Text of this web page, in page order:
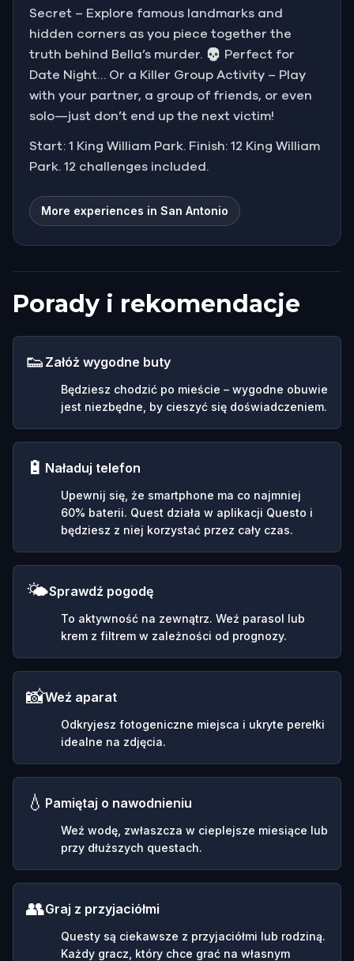
Secret – Explore famous landmarks and
hidden corners as you piece together the
truth behind Bella’s murder. 💀 Perfect for
Date Night… Or a Killer Group Activity – Play
with your partner, a group of friends, or even
solo—just don’t end up the next victim!
Start: 1 King William Park. Finish: 12 King William
Park. 12 challenges included.
More experiences in San Antonio
Porady i rekomendacje
👟 Załóż wygodne buty
Będziesz chodzić po mieście – wygodne obuwie
jest niezbędne, by cieszyć się doświadczeniem.
🔋 Naładuj telefon
Upewnij się, że smartphone ma co najmniej
60% baterii. Quest działa w aplikacji Questo i
będziesz z niej korzystać przez cały czas.
🌤️Sprawdź pogodę
To aktywność na zewnątrz. Weź parasol lub
krem z filtrem w zależności od prognozy.
📸Weź aparat
Odkryjesz fotogeniczne miejsca i ukryte perełki
idealne na zdjęcia.
💧 Pamiętaj o nawodnieniu
Weź wodę, zwłaszcza w cieplejsze miesiące lub
przy dłuższych questach.
👥Graj z przyjaciółmi
Questy są ciekawsze z przyjaciółmi lub rodziną.
Każdy gracz, który chce grać na własnym